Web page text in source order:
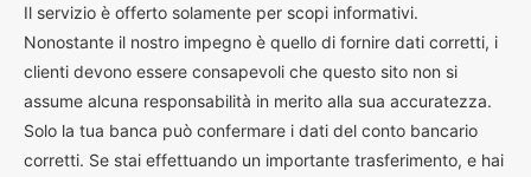
Il servizio è offerto solamente per scopi informativi.
Nonostante il nostro impegno è quello di fornire dati corretti, i
clienti devono essere consapevoli che questo sito non si
assume alcuna responsabilità in merito alla sua accuratezza.
Solo la tua banca può confermare i dati del conto bancario
corretti. Se stai effettuando un importante trasferimento, e hai